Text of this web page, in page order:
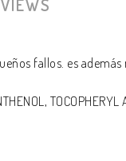
fallos. es